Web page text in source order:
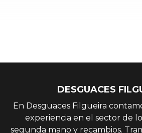
DESGUACES
En Desguaces Filgueira
experiencia en el sector de
segunda mano y recambios.